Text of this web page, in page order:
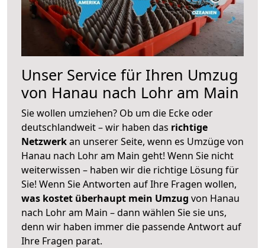
Unser Service für Ihren Umzug
von Hanau nach Lohr am Main
Sie wollen umziehen? Ob um die Ecke oder
deutschlandweit – wir haben das richtige
Netzwerkan unserer Seite, wenn es Umzüge von
Hanau nach Lohr am Main geht! Wenn Sie nicht
weiterwissen – haben wir die richtige Lösung für
Sie! Wenn Sie Antworten auf Ihre Fragen wollen,
was kostet überhaupt mein Umzug von Hanau
nach Lohr am Main – dann wählen Sie sie uns,
denn wir haben immer die passende Antwort auf
Ihre Fragen parat.